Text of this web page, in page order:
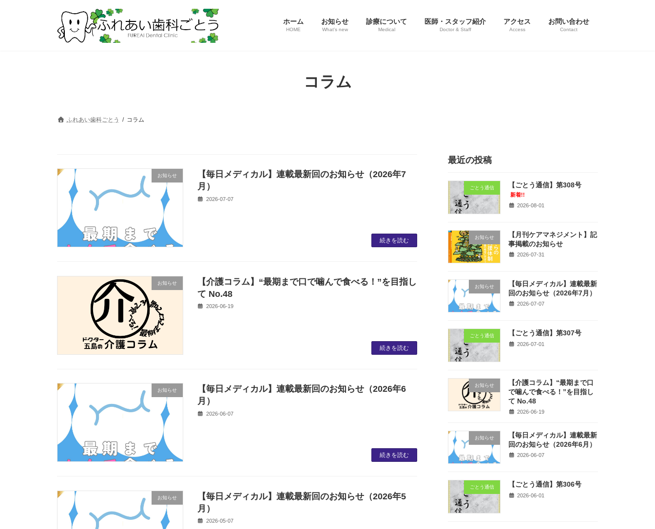
ホーム
HOME
お知らせ
What's new
診療について
Medical
医師・スタッフ紹介
Doctor & Staff
アクセス
Access
お問い合わせ
Contact
コラム
ふれあい歯科ごとう コラム
お知らせ
【毎日メディカル】連載最新回のお知らせ（2026年7
月）
2026-07-07
続きを読む
お知らせ
【介護コラム】“最期まで口で噛んで食べる！”を目指し
て No.48
2026-06-19
続きを読む
お知らせ
【毎日メディカル】連載最新回のお知らせ（2026年6
月）
2026-06-07
続きを読む
お知らせ
【毎日メディカル】連載最新回のお知らせ（2026年5
月）
2026-05-07
最近の投稿
ごとう通信 【ごとう通信】第308号
新着!!
2026-08-01
お知らせ
【月刊ケアマネジメント】記
事掲載のお知らせ
2026-07-31
お知らせ
【毎日メディカル】連載最新
回のお知らせ（2026年7月）
2026-07-07
ごとう通信 【ごとう通信】第307号
2026-07-01
お知らせ
【介護コラム】“最期まで口
で噛んで食べる！”を目指し
て No.48
2026-06-19
お知らせ
【毎日メディカル】連載最新
回のお知らせ（2026年6月）
2026-06-07
ごとう通信 【ごとう通信】第306号
2026-06-01